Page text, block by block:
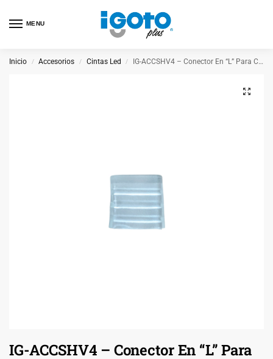
MENU
Inicio / Accesorios / Cintas Led / IG-ACCSHV4 – Conector En “L” Para Cinta Shv
IG-ACCSHV4 – Conector En “L” Para